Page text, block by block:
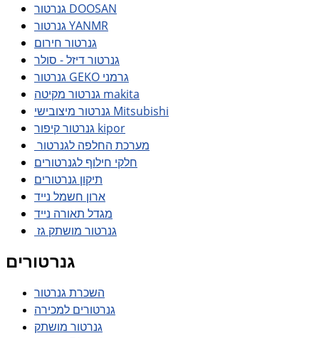
גנרטור DOOSAN
גנרטור YANMR
גנרטור חירום
גנרטור דיזל - סולר
גנרטור GEKO גרמני
גנרטור מקיטה makita
גנרטור מיצובישי Mitsubishi
גנרטור קיפור kipor
מערכת החלפה לגנרטור
חלקי חילוף לגנרטורים
תיקון גנרטורים
ארון חשמל נייד
מגדל תאורה נייד
גנרטור מושתק גז
גנרטורים
השכרת גנרטור
גנרטורים למכירה
גנרטור מושתק